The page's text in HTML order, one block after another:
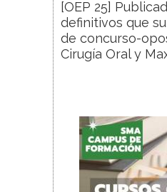
[OEP 25]
definitivos que
de concurso-
Cirugía Oral y